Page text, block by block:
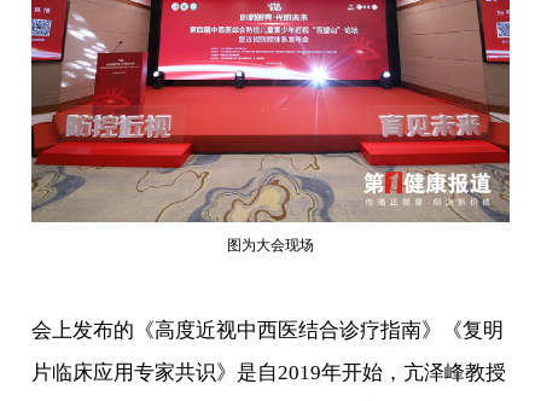
图为大会现场
会上发布的《高度近视中西医结合诊疗指南》《复明
片临床应用专家共识》是自2019年开始，亢泽峰教授